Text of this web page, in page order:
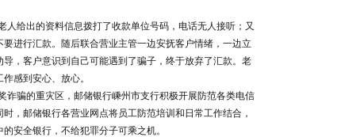
人给出的资料信息拨打了收款单位号码，电话无人接听；又
进行汇款。随后联合营业主管一边安抚客户情绪，一边立
，客户意识到自己可能遇到了骗子，终于放弃了汇款。老
感到安心、放心。
骗的重灾区，邮储银行嵊州市支行积极开展防范各类电信
，邮储银行各营业网点将员工防范培训和日常工作结合，
安全银行，不给犯罪分子可乘之机。